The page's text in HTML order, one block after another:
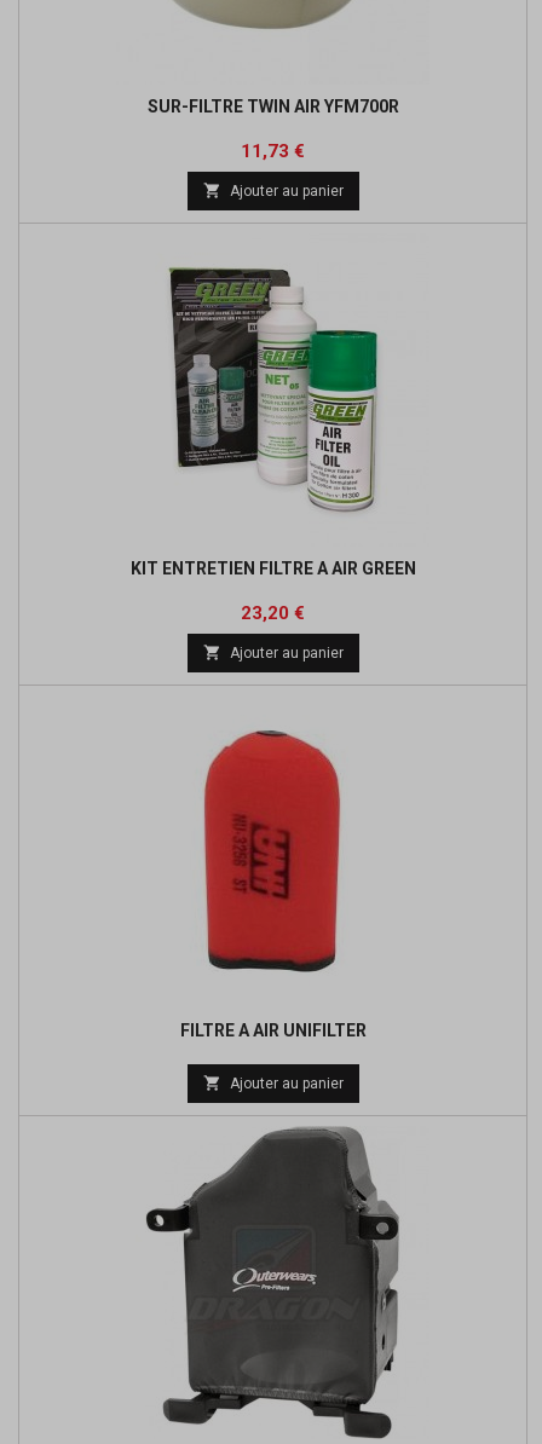
SUR-FILTRE TWIN AIR YFM700R
Prix
11,73 €
base
 Ajouter au panier
KIT ENTRETIEN FILTRE A AIR GREEN
Prix
23,20 €
base
 Ajouter au panier
FILTRE A AIR UNIFILTER
de
base
 Ajouter au panier